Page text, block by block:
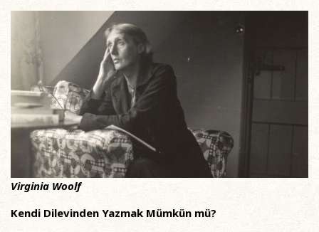
Virginia Woolf
Kendi Dilevinden Yazmak Mümkün mü?